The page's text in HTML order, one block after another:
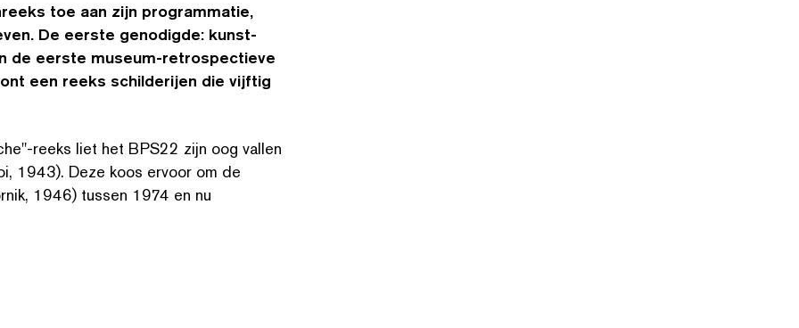
toe aan zijn pro­gram­matie,
De eerste genodigde: kun­st­
de eerste museum-ret­ro­spec­tieve
een reeks schilder­i­jen die vijftig
reeks liet het BPS22 zijn oog vallen
1943). Deze koos ervoor om de
1946) tussen 1974 en nu